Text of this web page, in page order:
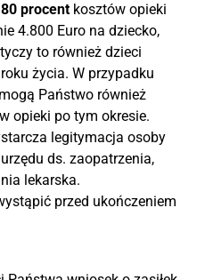
procentkosztów opieki
4.800 Euro na dziecko,
to również dzieci
życia. W przypadku
Państwo również
opieki po tym okresie.
legitymacja osoby
ds. zaopatrzenia,
lekarska.
przed ukończeniem